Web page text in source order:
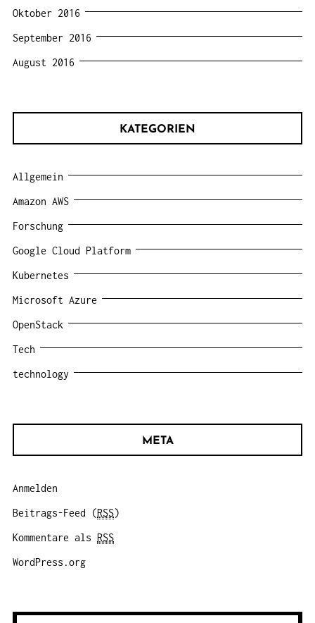
Oktober 2016
September 2016
August 2016
KATEGORIEN
Allgemein
Amazon AWS
Forschung
Google Cloud Platform
Kubernetes
Microsoft Azure
OpenStack
Tech
technology
META
Anmelden
Beitrags-Feed (RSS)
Kommentare als RSS
WordPress.org